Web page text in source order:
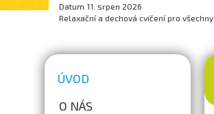
Datum 11. srpen 2026
Relaxační a dechová cvičení pro všechny.
ÚVOD
O NÁS